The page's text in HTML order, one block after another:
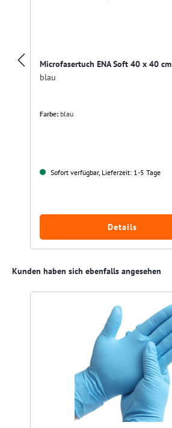
Microfasertuch ENA Soft 40 x 40 cm
blau
Farbe: blau
Sofort verfügbar, Lieferzeit: 1-5 Tage
Details
Produktgalerie überspringen
Kunden haben sich ebenfalls angesehen